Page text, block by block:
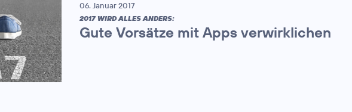
06. Januar 2017
2017 WIRD ALLES ANDERS:
Gute Vorsätze mit Apps verwirklichen